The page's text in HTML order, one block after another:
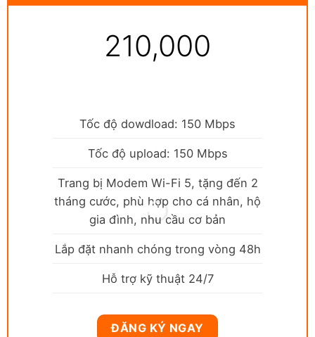
210,000
Tốc độ dowdload: 150 Mbps
Tốc độ upload: 150 Mbps
Trang bị Modem Wi-Fi 5, tặng đến 2
tháng cước, phù hợp cho cá nhân, hộ
gia đình, nhu cầu cơ bản
Lắp đặt nhanh chóng trong vòng 48h
Hỗ trợ kỹ thuật 24/7
ĐĂNG KÝ NGAY